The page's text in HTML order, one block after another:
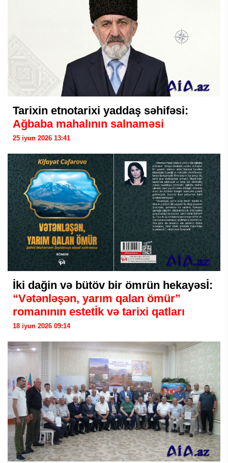
Tarixin etnotarixi yaddaş səhifəsi:
Ağbaba mahalının salnaməsi
25 iyun 2026 13:41
İki dağin və bütöv bir ömrün hekayəsİ:
“Vətənləşən, yarım qalan ömür”
romanının estetİk və tarixi qatları
18 iyun 2026 09:14